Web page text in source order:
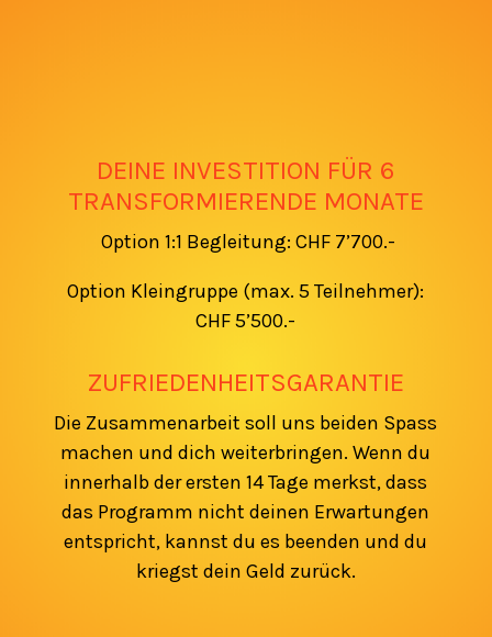
DEINE INVESTITION FÜR 6
TRANSFORMIERENDE MONATE
Option 1:1 Begleitung: CHF 7’700.-
Option Kleingruppe (max. 5 Teilnehmer):
CHF 5’500.-
ZUFRIEDENHEITSGARANTIE
Die Zusammenarbeit soll uns beiden Spass
machen und dich weiterbringen. Wenn du
innerhalb der ersten 14 Tage merkst, dass
das Programm nicht deinen Erwartungen
entspricht, kannst du es beenden und du
kriegst dein Geld zurück.